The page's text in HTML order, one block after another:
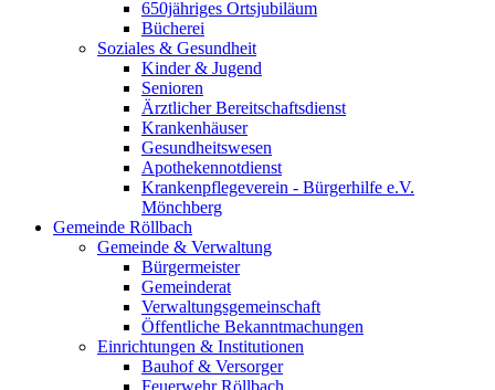
650jähriges Ortsjubiläum
Bücherei
Soziales & Gesundheit
Kinder & Jugend
Senioren
Ärztlicher Bereitschaftsdienst
Krankenhäuser
Gesundheitswesen
Apothekennotdienst
Krankenpflegeverein - Bürgerhilfe e.V.
Mönchberg
Gemeinde Röllbach
Gemeinde & Verwaltung
Bürgermeister
Gemeinderat
Verwaltungsgemeinschaft
Öffentliche Bekanntmachungen
Einrichtungen & Institutionen
Bauhof & Versorger
Feuerwehr Röllbach